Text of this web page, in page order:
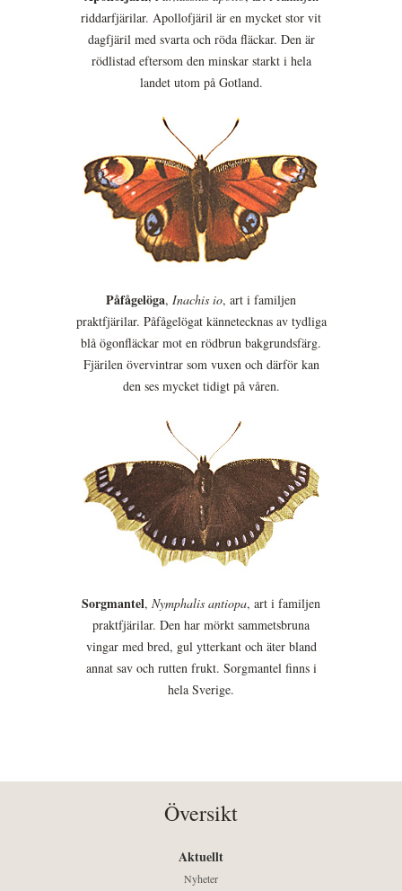
riddarfjärilar. Apollofjäril är en mycket stor vit
dagfjäril med svarta och röda fläckar. Den är
rödlistad eftersom den minskar starkt i hela
landet utom på Gotland.
Påfågelöga, Inachis io, art i familjen
praktfjärilar. Påfågelögat kännetecknas av tydliga
blå ögonfläckar mot en rödbrun bakgrundsfärg.
Fjärilen övervintrar som vuxen och därför kan
den ses mycket tidigt på våren.
Sorgmantel, Nymphalis antiopa, art i familjen
praktfjärilar. Den har mörkt sammetsbruna
vingar med bred, gul ytterkant och äter bland
annat sav och rutten frukt. Sorgmantel finns i
hela Sverige.
Översikt
Aktuellt
Nyheter